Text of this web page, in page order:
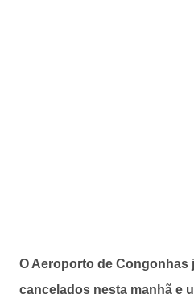
O Aeroporto de Congonhas
cancelados nesta manhã e